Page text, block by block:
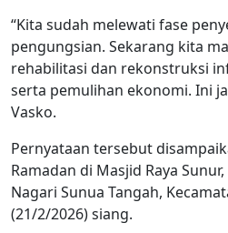
“Kita sudah melewati fase
pengungsian. Sekarang kita
rehabilitasi dan rekonstruksi
serta pemulihan ekonomi. Ini
Vasko.
Pernyataan tersebut
Ramadan di Masjid Raya
Nagari Sunua Tangah,
(21/2/2026) siang.